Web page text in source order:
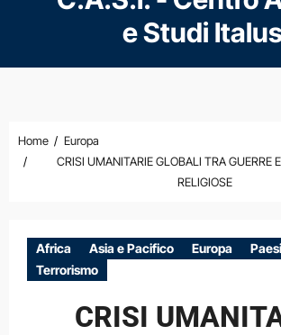
e Studi
Home
Europa
CRISI UMANITARIE GLOBALI TRA GUERRE
RELIGIOSE
Africa Asia e Pacifico Europa
Terrorismo
CRISI